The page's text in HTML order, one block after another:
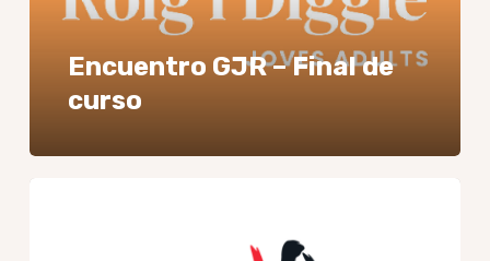
Encuentro GJR – Final de
curso